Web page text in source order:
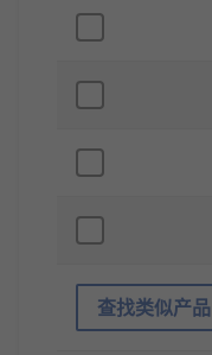
查找类似产品